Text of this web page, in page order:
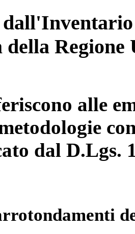
della
alle
dal D.Lgs.